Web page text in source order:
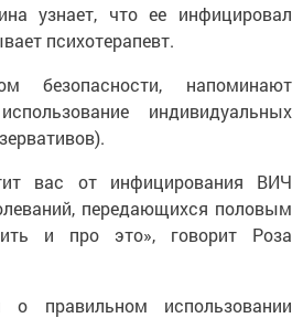
узнает, что ее инфицировал
психотерапевт.
безопасности, напоминают
индивидуальных
вас от инфицирования ВИЧ
передающихся половым
и про это», говорит Роза
о правильном использовании